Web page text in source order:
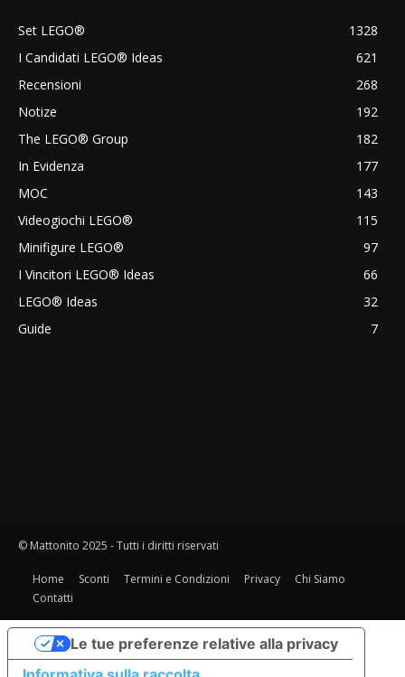
Set LEGO®
1328
I Candidati LEGO® Ideas
621
Recensioni
268
Notize
192
The LEGO® Group
182
In Evidenza
177
MOC
143
Videogiochi LEGO®
115
Minifigure LEGO®
97
I Vincitori LEGO® Ideas
66
LEGO® Ideas
32
Guide
7
© Mattonito 2025 - Tutti i diritti riservati
Home Sconti Termini e Condizioni Privacy
Chi Siamo
Contatti
Le tue preferenze relative alla privacy